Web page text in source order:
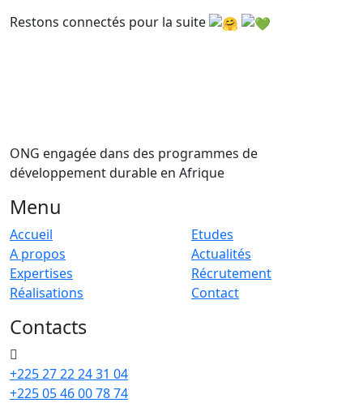
Restons connectés pour la suite
ONG engagée dans des programmes de
développement durable en Afrique
Menu
Accueil
A propos
Expertises
Réalisations
Etudes
Actualités
Récrutement
Contact
Contacts
+225 27 22 24 31 04
+225 05 46 00 78 74